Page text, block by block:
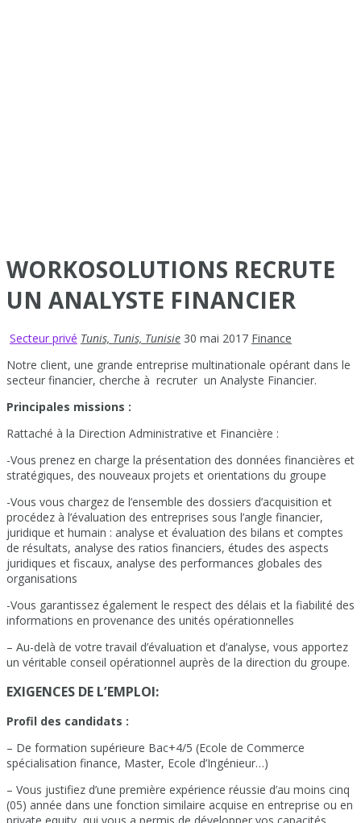
WORKOSOLUTIONS RECRUTE
UN ANALYSTE FINANCIER
Secteur privé Tunis, Tunis, Tunisie 30 mai 2017 Finance
Notre client, une grande entreprise multinationale opérant dans le
secteur financier, cherche à recruter un Analyste Financier.
Principales missions :
Rattaché à la Direction Administrative et Financière :
-Vous prenez en charge la présentation des données financières et
stratégiques, des nouveaux projets et orientations du groupe
-Vous vous chargez de l’ensemble des dossiers d’acquisition et
procédez à l’évaluation des entreprises sous l’angle financier,
juridique et humain : analyse et évaluation des bilans et comptes
de résultats, analyse des ratios financiers, études des aspects
juridiques et fiscaux, analyse des performances globales des
organisations
-Vous garantissez également le respect des délais et la fiabilité des
informations en provenance des unités opérationnelles
– Au-delà de votre travail d’évaluation et d’analyse, vous apportez
un véritable conseil opérationnel auprès de la direction du groupe.
EXIGENCES DE L’EMPLOI:
Profil des candidats :
– De formation supérieure Bac+4/5 (Ecole de Commerce
spécialisation finance, Master, Ecole d’Ingénieur…)
– Vous justifiez d’une première expérience réussie d’au moins cinq
(05) année dans une fonction similaire acquise en entreprise ou en